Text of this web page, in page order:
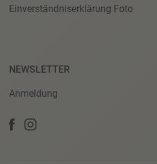
Einverständniserklärung Foto
NEWSLETTER
Anmeldung